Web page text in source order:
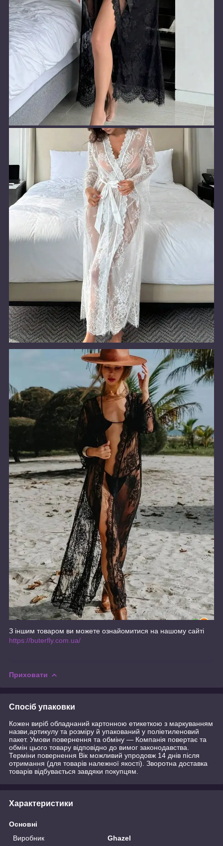
З іншим товаром ви можете ознайомитися на нашому сайті
https://buterfly.com.ua/
Приховати
Спосіб упаковки
Кожен виріб обладнаний картонною етикеткою з маркуванням
назви,артикулу та розміру й упакований у поліетиленовий
пакет. Умови повернення та обміну — Компанія повертає та
обмін цього товару відповідно до вимог законодавства.
Терміни повернення Вік можливий упродовж 14 днів після
отримання (для товарів належної якості). Зворотна доставка
товарів відбувається завдяки покупцям.
Характеристики
Основні
Виробник
Ghazel